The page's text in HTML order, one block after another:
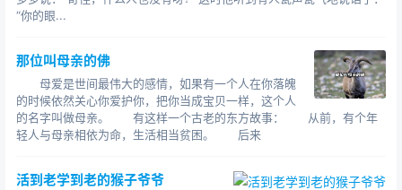
“你的眼...
那位叫母亲的佛
母爱是世间最伟大的感情，如果有一个人在你落魄
的时候依然关心你爱护你，把你当成宝贝一样，这个人
的名字叫做母亲。 有这样一个古老的东方故事： 从前，有个年
轻人与母亲相依为命，生活相当贫困。 后来
活到老学到老的猴子爷爷